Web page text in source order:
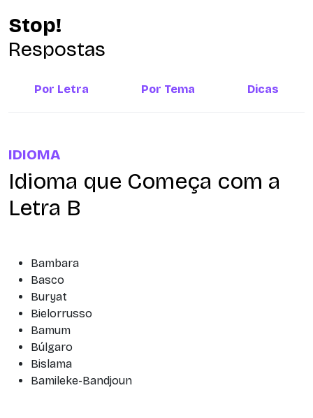
Stop!
Respostas
Por Letra Por Tema Dicas
IDIOMA
Idioma que Começa com a
Letra B
Bambara
Basco
Buryat
Bielorrusso
Bamum
Búlgaro
Bislama
Bamileke-Bandjoun